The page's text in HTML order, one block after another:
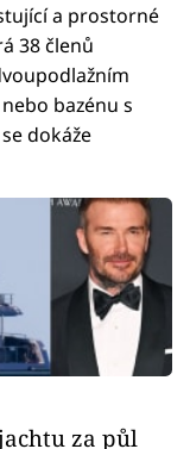
a prostorné
38 členů
bazénu s
dokáže
za půl